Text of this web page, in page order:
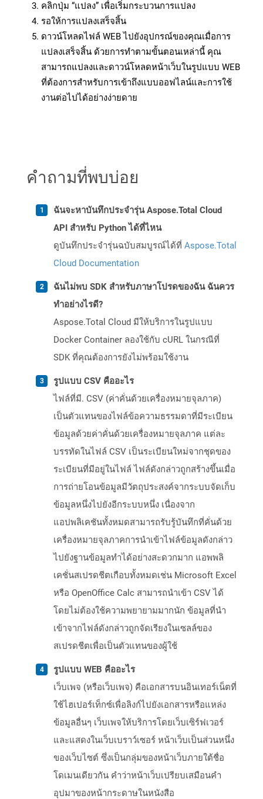
คลิกปุ่ม “แปลง” เพื่อเริ่มกระบวนการแปลง
รอให้การแปลงเสร็จสิ้น
ดาวน์โหลดไฟล์ WEB ไปยังอุปกรณ์ของคุณเมื่อการ
แปลงเสร็จสิ้น ด้วยการทำตามขั้นตอนเหล่านี้ คุณ
สามารถแปลงและดาวน์โหลดหน้าเว็บในรูปแบบ WEB
ที่ต้องการสำหรับการเข้าถึงแบบออฟไลน์และการใช้
งานต่อไปได้อย่างง่ายดาย
คำถามที่พบบ่อย
ฉันจะหาบันทึกประจำรุ่น Aspose.Total Cloud
API สำหรับ Python ได้ที่ไหน
ดูบันทึกประจำรุ่นฉบับสมบูรณ์ได้ที่ Aspose.Total
Cloud Documentation
ฉันไม่พบ SDK สำหรับภาษาโปรดของฉัน ฉันควร
ทำอย่างไรดี?
Aspose.Total Cloud มีให้บริการในรูปแบบ
Docker Container ลองใช้กับ cURL ในกรณีที่
SDK ที่คุณต้องการยังไม่พร้อมใช้งาน
รูปแบบ CSV คืออะไร
ไฟล์ที่มี. CSV (ค่าคั่นด้วยเครื่องหมายจุลภาค)
เป็นตัวแทนของไฟล์ข้อความธรรมดาที่มีระเบียน
ข้อมูลด้วยค่าคั่นด้วยเครื่องหมายจุลภาค แต่ละ
บรรทัดในไฟล์ CSV เป็นระเบียนใหม่จากชุดของ
ระเบียนที่มีอยู่ในไฟล์ ไฟล์ดังกล่าวถูกสร้างขึ้นเมื่อ
การถ่ายโอนข้อมูลมีวัตถุประสงค์จากระบบจัดเก็บ
ข้อมูลหนึ่งไปยังอีกระบบหนึ่ง เนื่องจาก
แอปพลิเคชันทั้งหมดสามารถรับรู้บันทึกที่คั่นด้วย
เครื่องหมายจุลภาคการนำเข้าไฟล์ข้อมูลดังกล่าว
ไปยังฐานข้อมูลทำได้อย่างสะดวกมาก แอพพลิ
เคชั่นสเปรดชีตเกือบทั้งหมดเช่น Microsoft Excel
หรือ OpenOffice Calc สามารถนำเข้า CSV ได้
โดยไม่ต้องใช้ความพยายามมากนัก ข้อมูลที่นำ
เข้าจากไฟล์ดังกล่าวถูกจัดเรียงในเซลล์ของ
สเปรดชีตเพื่อเป็นตัวแทนของผู้ใช้
รูปแบบ WEB คืออะไร
เว็บเพจ (หรือเว็บเพจ) คือเอกสารบนอินเทอร์เน็ตที่
ใช้ไฮเปอร์เท็กซ์เพื่อลิงก์ไปยังเอกสารหรือแหล่ง
ข้อมูลอื่นๆ เว็บเพจให้บริการโดยเว็บเซิร์ฟเวอร์
และแสดงในเว็บเบราว์เซอร์ หน้าเว็บเป็นส่วนหนึ่ง
ของเว็บไซต์ ซึ่งเป็นกลุ่มของหน้าเว็บภายใต้ชื่อ
โดเมนเดียวกัน คำว่าหน้าเว็บเปรียบเสมือนคำ
อุปมาของหน้ากระดาษในหนังสือ